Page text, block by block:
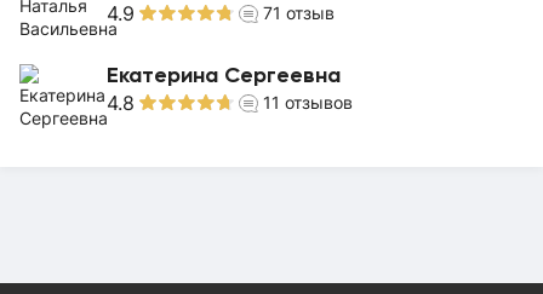
4.9 71 отзыв
Екатерина Сергеевна
4.8 11 отзывов